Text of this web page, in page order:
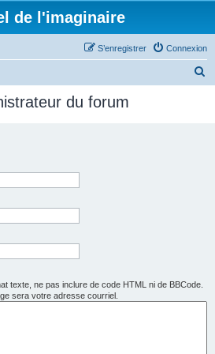
de l'imaginaire
Connexion
S’enregistrer
du forum
texte, ne pas inclure de code HTML ni de BBCode.
sera votre adresse courriel.